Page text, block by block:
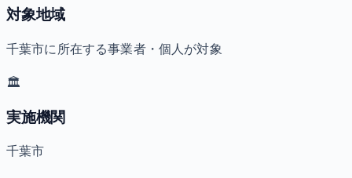
対象地域
千葉市に所在する事業者・個人が対象
🏛️
実施機関
千葉市